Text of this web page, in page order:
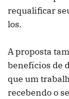
requalificar
los.
A proposta
benefícios de
que um
recebendo o